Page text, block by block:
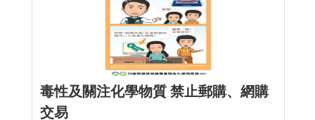
毒性及關注化學物質 禁止郵購、網購
交易